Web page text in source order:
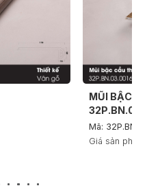
MŨI BẬC
Mã:
Giá sản